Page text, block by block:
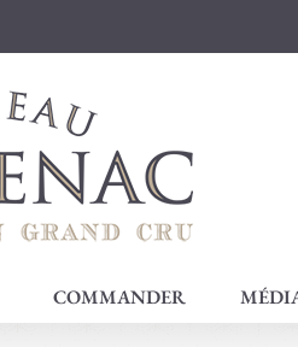
COMMANDER